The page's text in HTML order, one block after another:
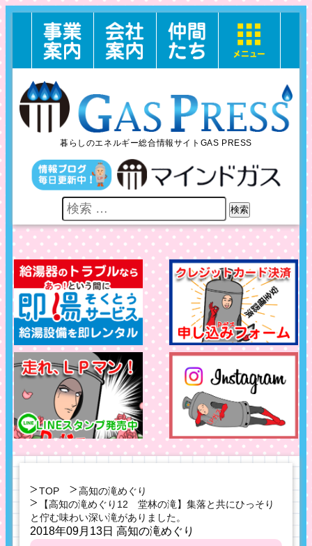
暮らしのエネルギー総合情報サイトGAS PRESS
検索
TOP
高知の滝めぐり
【高知の滝めぐり12 堂林の滝】集落と共にひっそり
と佇む味わい深い滝がありました。
2018年09月13日 高知の滝めぐり